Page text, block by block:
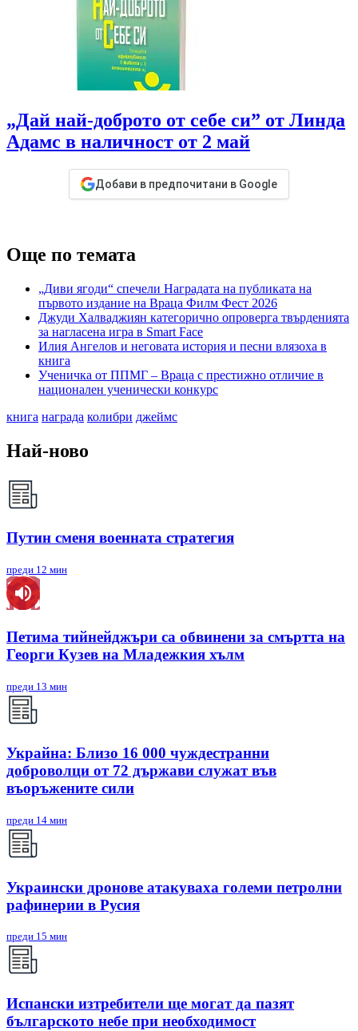
„Дай най-доброто от себе си” от Линда
Адамс в наличност от 2 май
Добави в предпочитани в Google
Още по темата
„Диви ягоди“ спечели Наградата на публиката на
първото издание на Враца Филм Фест 2026
Джуди Халваджиян категорично опроверга твърденията
за нагласена игра в Smart Face
Илия Ангелов и неговата история и песни влязоха в
книга
Ученичка от ППМГ – Враца с престижно отличие в
национален ученически конкурс
книга награда колибри джеймс
Най-ново
Путин сменя военната стратегия
преди 12 мин
Петима тийнейджъри са обвинени за смъртта на
Георги Кузев на Младежкия хълм
преди 13 мин
Украйна: Близо 16 000 чуждестранни
доброволци от 72 държави служат във
въоръжените сили
преди 14 мин
Украински дронове атакуваха големи петролни
рафинерии в Русия
преди 15 мин
Испански изтребители ще могат да пазят
българското небе при необходимост